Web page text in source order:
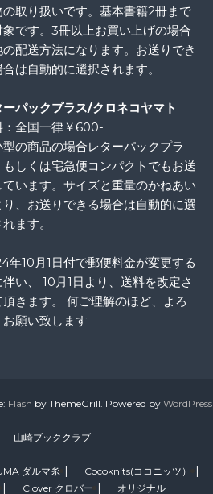
の取り扱いです。基本書籍2冊まで
象です。3冊以上お買い上げの場合
の配送方法になります。お送りでき
合は自動的に選択されます。
ーパックプラス/クロネコヤマト
：全国一律￥600-
の商品の場合レターパックプラ
もしくは宅急便コンパクトでもお送
ています。サイズと重量のかねあい
り、お送りできる場合は自動的に選
ます。
年10月1日付で郵便料金が変更する
い、 10月1日より、送料を改定さ
頂きます。 何ご理解のほど、よろ
お願い致します
Flash by ThemeGrill. Powered by WordPress
山崎ブッククラブ
ダルマ糸 Cocoknits(ココニッツ）
Clover クロバー オリジナル